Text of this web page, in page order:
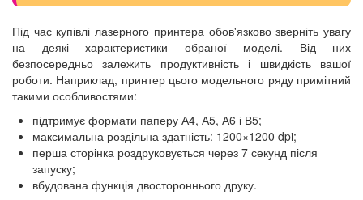
Під час купівлі лазерного принтера обов'язково зверніть увагу
на деякі характеристики обраної моделі. Від них
безпосередньо залежить продуктивність і швидкість вашої
роботи. Наприклад, принтер цього модельного ряду примітний
такими особливостями:
підтримує формати паперу А4, А5, А6 і В5;
максимальна роздільна здатність: 1200×1200 dpi;
перша сторінка роздруковується через 7 секунд після
запуску;
вбудована функція двостороннього друку.